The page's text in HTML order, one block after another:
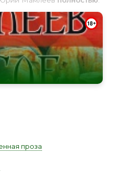
проза